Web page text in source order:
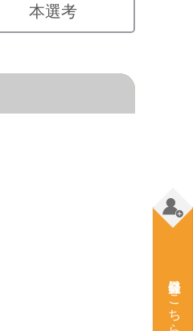
本選考
会員登録はこちら（無料）